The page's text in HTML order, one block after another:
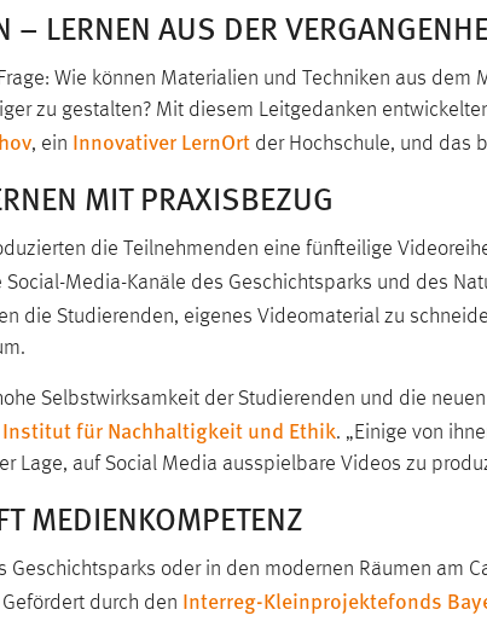
– LERNEN AUS DER
Wie können Materialien und Techniken aus dem
zu gestalten? Mit diesem Leitgedanken
, ein Innovativer LernOrt der Hochschule, und das
MIT PRAXISBEZUG
die Teilnehmenden eine fünfteilige
Media-Kanäle des Geschichtsparks und des
die Studierenden, eigenes Videomaterial zu
Selbstwirksamkeit der Studierenden und die
Institut für Nachhaltigkeit und Ethik. „Einige von
Lage, auf Social Media ausspielbare Videos zu
MEDIENKOMPETENZ
oder in den modernen Räumen am
durch den Interreg-Kleinprojektefonds
Optionen
wird
ob man